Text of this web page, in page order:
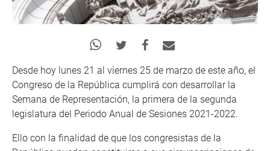
Desde hoy lunes 21 al viernes 25 de marzo de este año, el
Congreso de la República cumplirá con desarrollar la
Semana de Representación, la primera de la segunda
legislatura del Periodo Anual de Sesiones 2021-2022.
Ello con la finalidad de que los congresistas de la